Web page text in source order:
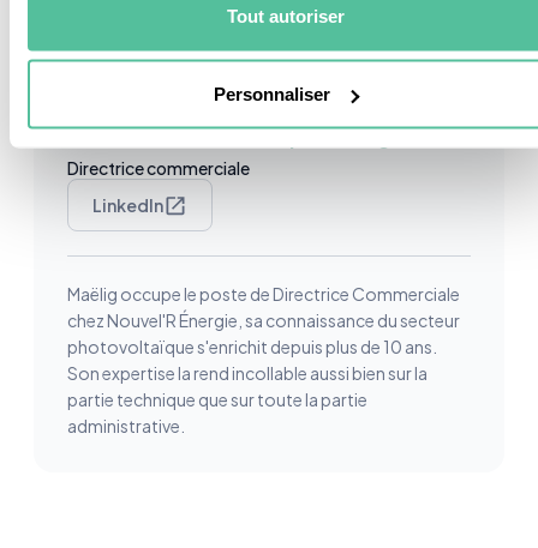
Tout autoriser
Personnaliser
Cet article a été validé parMaëlig
Directrice commerciale
LinkedIn
Maëlig occupe le poste de Directrice Commerciale
chez Nouvel'R Énergie, sa connaissance du secteur
photovoltaïque s'enrichit depuis plus de 10 ans.
Son expertise la rend incollable aussi bien sur la
partie technique que sur toute la partie
administrative.